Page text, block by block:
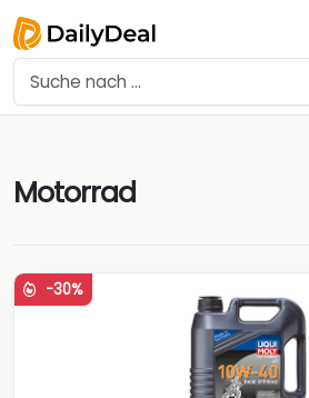
Motorrad
-30%